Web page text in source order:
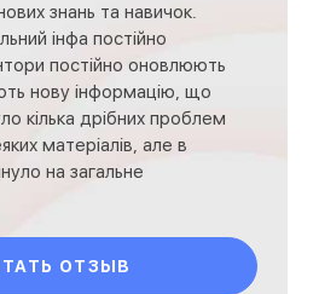
знань та навичок.
інфа постійно
постійно оновлюють
нову інформацію, що
кілька дрібних проблем
матеріалів, але в
на загальне
ОТЗЫВ